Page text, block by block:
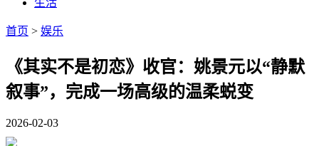
首页 > 娱乐
《其实不是初恋》收官：姚景元以“静默
叙事”，完成一场高级的温柔蜕变
2026-02-03